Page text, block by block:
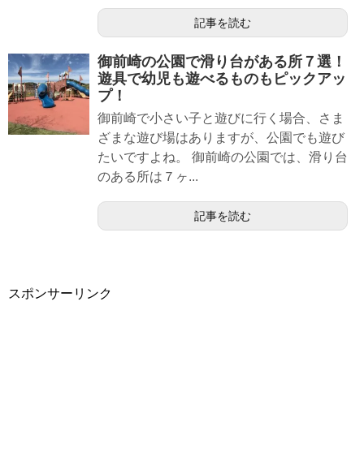
記事を読む
御前崎の公園で滑り台がある所７選！
遊具で幼児も遊べるものもピックアッ
プ！
御前崎で小さい子と遊びに行く場合、さま
ざまな遊び場はありますが、公園でも遊び
たいですよね。 御前崎の公園では、滑り台
のある所は７ヶ...
記事を読む
スポンサーリンク